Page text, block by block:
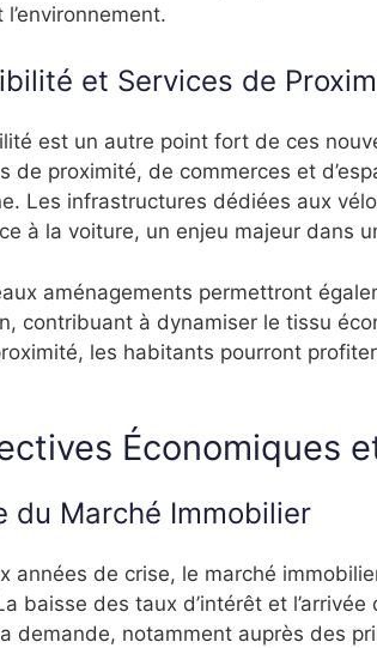
et Services de
est un autre point fort de ces
de proximité, de commerces et
Les infrastructures dédiées aux
à la voiture, un enjeu majeur dans
aménagements permettront
contribuant à dynamiser le tissu
les habitants pourront
Économiques
du Marché Immobilier
années de crise, le marché
baisse des taux d’intérêt et
demande, notamment auprès des